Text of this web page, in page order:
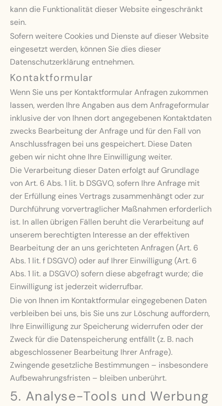
kann die Funktionalität dieser Website eingeschränkt
sein.
Sofern weitere Cookies und Dienste auf dieser Website
eingesetzt werden, können Sie dies dieser
Datenschutzerklärung entnehmen.
Kontaktformular
Wenn Sie uns per Kontaktformular Anfragen zukommen
lassen, werden Ihre Angaben aus dem Anfrageformular
inklusive der von Ihnen dort angegebenen Kontaktdaten
zwecks Bearbeitung der Anfrage und für den Fall von
Anschlussfragen bei uns gespeichert. Diese Daten
geben wir nicht ohne Ihre Einwilligung weiter.
Die Verarbeitung dieser Daten erfolgt auf Grundlage
von Art. 6 Abs. 1 lit. b DSGVO, sofern Ihre Anfrage mit
der Erfüllung eines Vertrags zusammenhängt oder zur
Durchführung vorvertraglicher Maßnahmen erforderlich
ist. In allen übrigen Fällen beruht die Verarbeitung auf
unserem berechtigten Interesse an der effektiven
Bearbeitung der an uns gerichteten Anfragen (Art. 6
Abs. 1 lit. f DSGVO) oder auf Ihrer Einwilligung (Art. 6
Abs. 1 lit. a DSGVO) sofern diese abgefragt wurde; die
Einwilligung ist jederzeit widerrufbar.
Die von Ihnen im Kontaktformular eingegebenen Daten
verbleiben bei uns, bis Sie uns zur Löschung auffordern,
Ihre Einwilligung zur Speicherung widerrufen oder der
Zweck für die Datenspeicherung entfällt (z. B. nach
abgeschlossener Bearbeitung Ihrer Anfrage).
Zwingende gesetzliche Bestimmungen – insbesondere
Aufbewahrungsfristen – bleiben unberührt.
5. Analyse-Tools und Werbung